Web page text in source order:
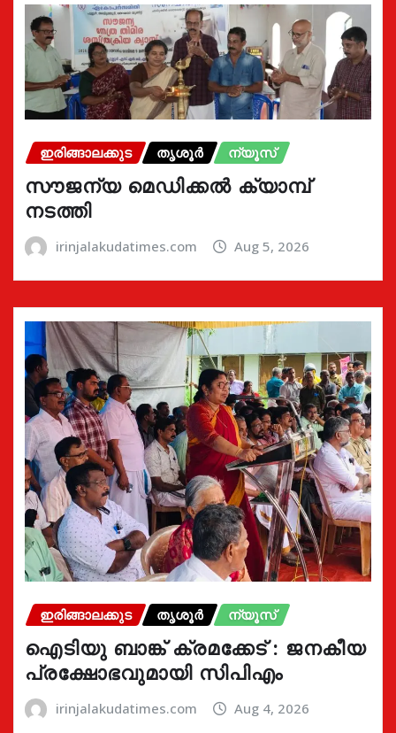
ഇരിങ്ങാലക്കുട തൃശൂർ ന്യൂസ്
സൗജന്യ മെഡിക്കൽ ക്യാമ്പ്
നടത്തി
irinjalakudatimes.com Aug 5, 2026
ഇരിങ്ങാലക്കുട തൃശൂർ ന്യൂസ്
ഐടിയു ബാങ്ക് ക്രമക്കേട് : ജനകീയ
പ്രക്ഷോഭവുമായി സിപിഎം
irinjalakudatimes.com Aug 4, 2026